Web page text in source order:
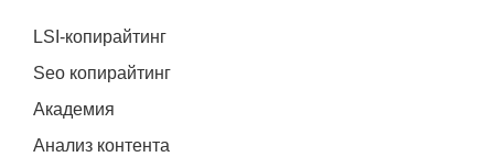
LSI-копирайтинг
Seo копирайтинг
Академия
Анализ контента